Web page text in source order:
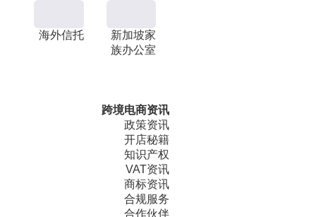
海外信托
新加坡家
族办公室
跨境电商资讯
政策资讯
开店秘籍
知识产权
VAT资讯
商标资讯
合规服务
合作伙伴